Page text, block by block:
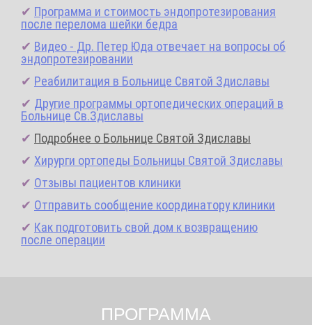
✔ Программа и стоимость эндопротезирования
после перелома шейки бедра
✔ Видео - Др. Петер Юда отвечает на вопросы об
эндопротезировании
✔ Реабилитация в Больнице Святой Здиславы
✔ Другие программы ортопедических операций в
Больнице Св.Здиславы
✔ Подробнее о Больнице Святой Здиславы
✔ Хирурги ортопеды Больницы Святой Здиславы
✔ Отзывы пациентов клиники
✔ Отправить сообщение координатору клиники
✔ Как подготовить свой дом к возвращению
после операции
ПРОГРАММА